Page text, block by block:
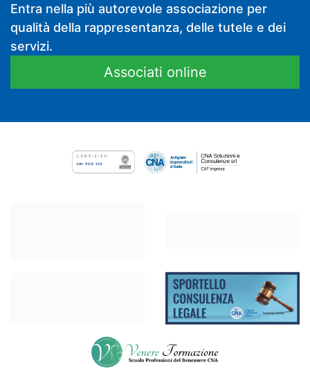
Entra nella più autorevole associazione per
qualità della rappresentanza, delle tutele e dei
servizi.
Associati online